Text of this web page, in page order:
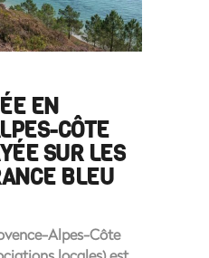
EN
CÔTE
SUR LES
BLEU
Alpes-Côte